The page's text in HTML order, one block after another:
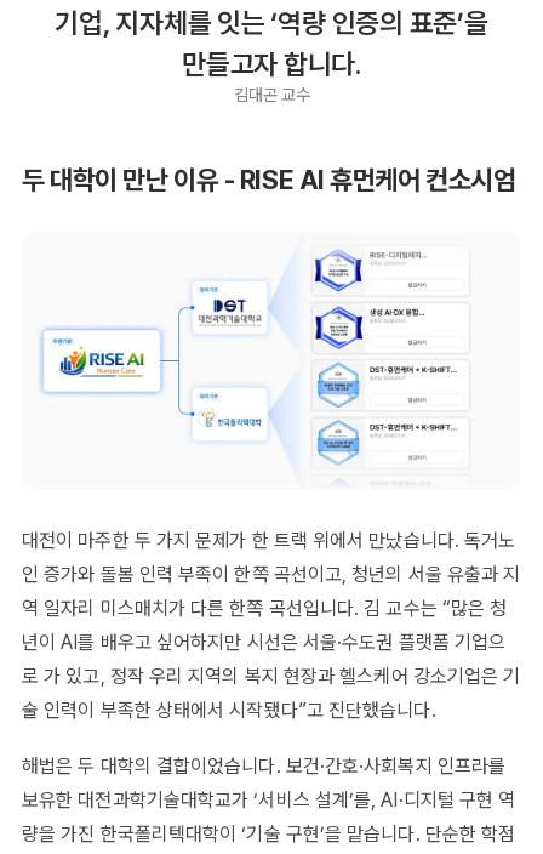
기업, 지자체를 잇는 ‘역량 인증의 표준’을
만들고자 합니다.
김대곤 교수
두 대학이 만난 이유 - RISE AI 휴먼케어 컨소시엄
대전이 마주한 두 가지 문제가 한 트랙 위에서 만났습니다. 독거노
인 증가와 돌봄 인력 부족이 한쪽 곡선이고, 청년의 서울 유출과 지
역 일자리 미스매치가 다른 한쪽 곡선입니다. 김 교수는 “많은 청
년이 AI를 배우고 싶어하지만 시선은 서울·수도권 플랫폼 기업으
로 가 있고, 정작 우리 지역의 복지 현장과 헬스케어 강소기업은 기
술 인력이 부족한 상태에서 시작됐다”고 진단했습니다.
해법은 두 대학의 결합이었습니다. 보건·간호·사회복지 인프라를
보유한 대전과학기술대학교가 ‘서비스 설계’를, AI·디지털 구현 역
량을 가진 한국폴리텍대학이 ‘기술 구현’을 맡습니다. 단순한 학점